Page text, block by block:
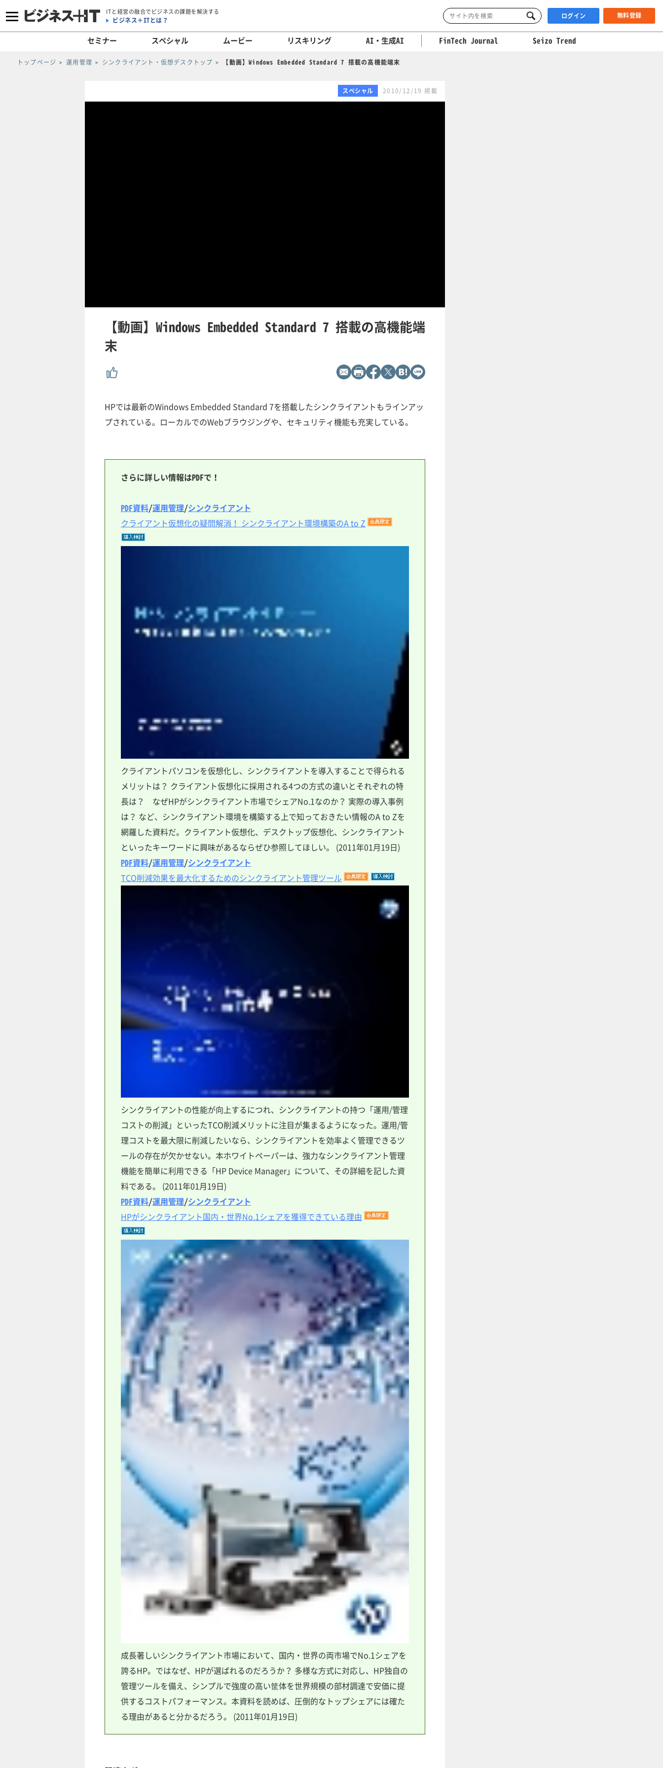
ITと経営の融合でビジネスの課題を解決する
ビジネス＋ITとは？ ログイン 無料登録
セミナー スペシャル ムービー リスキリング AI・生成AI FinTech Journal Seizo Trend
トップページ 運用管理 シンクライアント・仮想デスクトップ 【動画】Windows Embedded Standard 7 搭載の高機能端末
スペシャル 2010/12/19 掲載
【動画】Windows Embedded Standard 7 搭載の高機能端
末
HPでは最新のWindows Embedded Standard 7を搭載したシンクライアントもラインアッ
プされている。ローカルでのWebブラウジングや、セキュリティ機能も充実している。
さらに詳しい情報はPDFで！
PDF資料/運用管理/シンクライアント
クライアント仮想化の疑問解消！ シンクライアント環境構築のA to Z
クライアントパソコンを仮想化し、シンクライアントを導入することで得られる
メリットは？ クライアント仮想化に採用される4つの方式の違いとそれぞれの特
長は？ なぜHPがシンクライアント市場でシェアNo.1なのか？ 実際の導入事例
は？ など、シンクライアント環境を構築する上で知っておきたい情報のA to Zを
網羅した資料だ。クライアント仮想化、デスクトップ仮想化、シンクライアント
といったキーワードに興味があるならぜひ参照してほしい。 (2011年01月19日)
PDF資料/運用管理/シンクライアント
TCO削減効果を最大化するためのシンクライアント管理ツール
シンクライアントの性能が向上するにつれ、シンクライアントの持つ「運用/管理
コストの削減」といったTCO削減メリットに注目が集まるようになった。運用/管
理コストを最大限に削減したいなら、シンクライアントを効率よく管理できるツ
ールの存在が欠かせない。本ホワイトペーパーは、強力なシンクライアント管理
機能を簡単に利用できる「HP Device Manager」について、その詳細を記した資
料である。 (2011年01月19日)
PDF資料/運用管理/シンクライアント
HPがシンクライアント国内・世界No.1シェアを獲得できている理由
成長著しいシンクライアント市場において、国内・世界の両市場でNo.1シェアを
誇るHP。ではなぜ、HPが選ばれるのだろうか？ 多様な方式に対応し、HP独自の
管理ツールを備え、シンプルで強度の高い筐体を世界規模の部材調達で安価に提
供するコストパフォーマンス。本資料を読めば、圧倒的なトップシェアには確た
る理由があると分かるだろう。 (2011年01月19日)